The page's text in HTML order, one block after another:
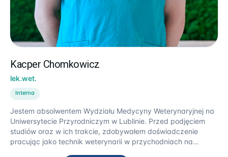
Kacper Chomkowicz
lek.wet.
Interna
Jestem absolwentem Wydziału Medycyny Weterynaryjnej na
Uniwersytecie Przyrodniczym w Lublinie. Przed podjęciem
studiów oraz w ich trakcie, zdobywałem doświadczenie
pracując jako technik weterynarii w przychodniach na